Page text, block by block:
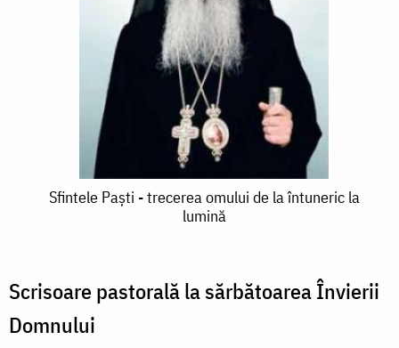
Sfintele
trecerea
omului
Sfintele Paști - trecerea omului de la întuneric la
lumină
Scrisoare pastorală la sărbătoarea Învierii
Domnului